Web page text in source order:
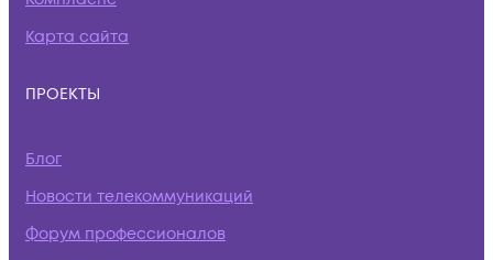
Карта сайта
ПРОЕКТЫ
Блог
Новости телекоммуникаций
Форум профессионалов